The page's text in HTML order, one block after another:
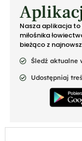
Nasza aplikacja
miłośnika
bieżąco z
Śledź aktualne
Udostępniaj